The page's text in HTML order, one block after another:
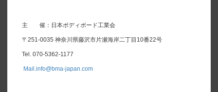
主 催：日本ボディボード工業会
〒251-0035 神奈川県藤沢市片瀬海岸二丁目10番22号
Tel. 070-5362-1177
Mail.info@bma-japan.com